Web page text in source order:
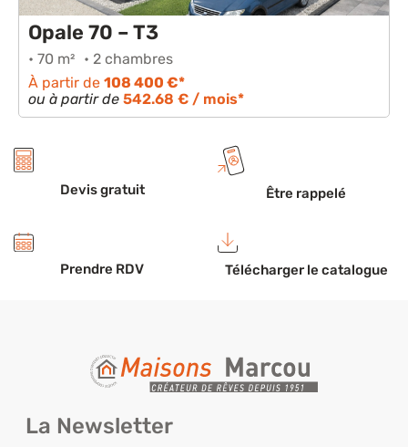
Opale 70 – T3
• 70 m² • 2 chambres
À partir de 108 400 €*
ou à partir de 542.68 € / mois*
Devis gratuit Être rappelé
Prendre RDV Télécharger le catalogue
La Newsletter